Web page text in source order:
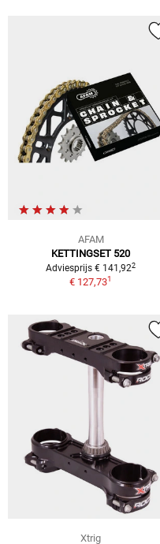
AFAM
KETTINGSET 520
Adviesprijs € 141,922
€ 127,731
Xtrig